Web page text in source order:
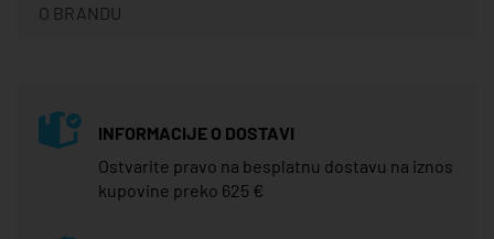
O BRANDU
INFORMACIJE O DOSTAVI
Ostvarite pravo na besplatnu dostavu na iznos
kupovine preko 625 €